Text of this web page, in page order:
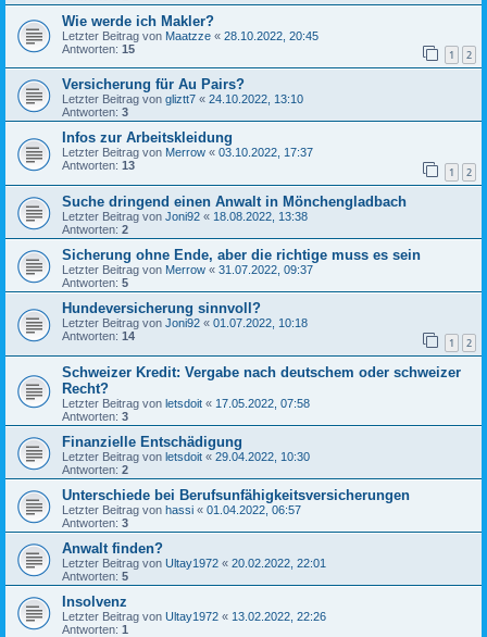
Wie werde ich Makler?
Letzter Beitrag von Maatzze « 28.10.2022, 20:45
Antworten: 15 1 2
Versicherung für Au Pairs?
Letzter Beitrag von gliztt7 « 24.10.2022, 13:10
Antworten: 3
Infos zur Arbeitskleidung
Letzter Beitrag von Merrow « 03.10.2022, 17:37
Antworten: 13 1 2
Suche dringend einen Anwalt in Mönchengladbach
Letzter Beitrag von Joni92 « 18.08.2022, 13:38
Antworten: 2
Sicherung ohne Ende, aber die richtige muss es sein
Letzter Beitrag von Merrow « 31.07.2022, 09:37
Antworten: 5
Hundeversicherung sinnvoll?
Letzter Beitrag von Joni92 « 01.07.2022, 10:18
Antworten: 14 1 2
Schweizer Kredit: Vergabe nach deutschem oder schweizer
Recht?
Letzter Beitrag von letsdoit « 17.05.2022, 07:58
Antworten: 3
Finanzielle Entschädigung
Letzter Beitrag von letsdoit « 29.04.2022, 10:30
Antworten: 2
Unterschiede bei Berufsunfähigkeitsversicherungen
Letzter Beitrag von hassi « 01.04.2022, 06:57
Antworten: 3
Anwalt finden?
Letzter Beitrag von Ultay1972 « 20.02.2022, 22:01
Antworten: 5
Insolvenz
Letzter Beitrag von Ultay1972 « 13.02.2022, 22:26
Antworten: 1